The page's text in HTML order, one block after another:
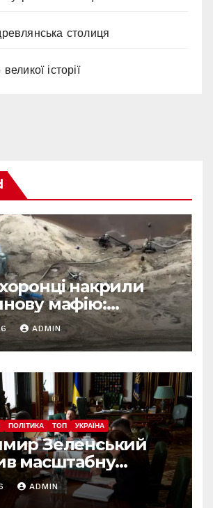
столиця
історії
накрили
мафію:
обшуків у різних
ADMIN
ПОЛІТИКА ТОП УКРАЇНА
Зеленський
масштабну
армії: що
вже з червня
ADMIN